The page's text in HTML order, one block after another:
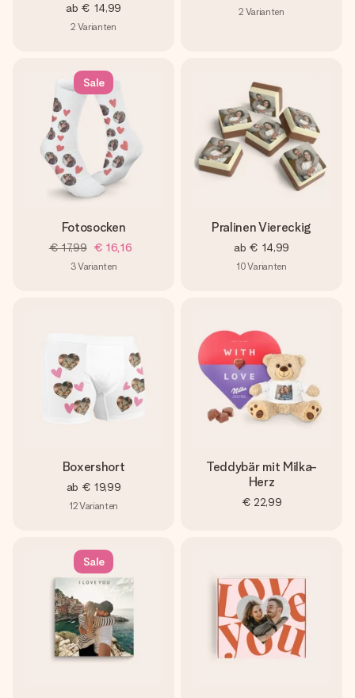
ab € 14,99
2 Varianten
2 Varianten
Sale
Fotosocken
€ 17,99 € 16,16
3Varianten
Pralinen Viereckig
ab € 14,99
10Varianten
Boxershort
ab € 19,99
12Varianten
Teddybär mit Milka-
Herz
€ 22,99
Sale